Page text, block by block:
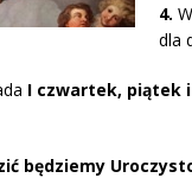
4.
dla
I czwartek, piątek
będziemy